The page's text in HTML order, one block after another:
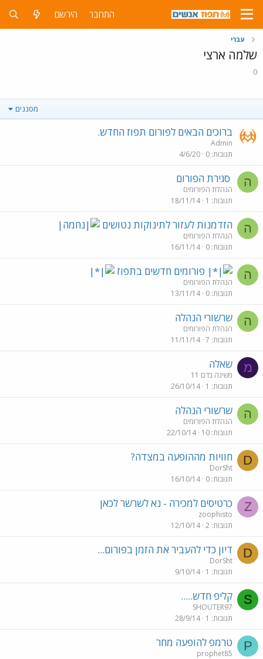
התחבר הירשם
עברי
שלמה ארצי
0
מסננים
ברוכים הבאים לפורום תפוז החדש.
Admin
תגובות 0
4/6/20
ה סגירת הפורום
הנהלת הפורומים
תגובות 1
18/11/14
ה הזדמנות לעזור לתינוקות נטושים
הנהלת הפורומים
תגובות 0
16/11/14
ה פורומים חדשים בתפוז
הנהלת הפורומים
תגובות 0
13/11/14
ה שרשורי הנהלה
הנהלת הפורומים
תגובות 7
11/11/14
מ שאלה
משינה בדם 11
תגובות 1
26/10/14
ה שרשורי הנהלה
הנהלת הפורומים
תגובות 10
22/10/14
D חוויות מההופעה במצדה?
DorSht
תגובות 0
16/10/14
Z כרטיסים למכירה - נא לשרשר לכאן
zoophisto
תגובות 2
12/10/14
D דיון כדי להעביר את הזמן בפורום...
DorSht
תגובות 1
9/10/14
S קליפ חדש.....
SHOUTER97
תגובות 1
28/9/14
P טרמפ להופעה מחר
prophet85